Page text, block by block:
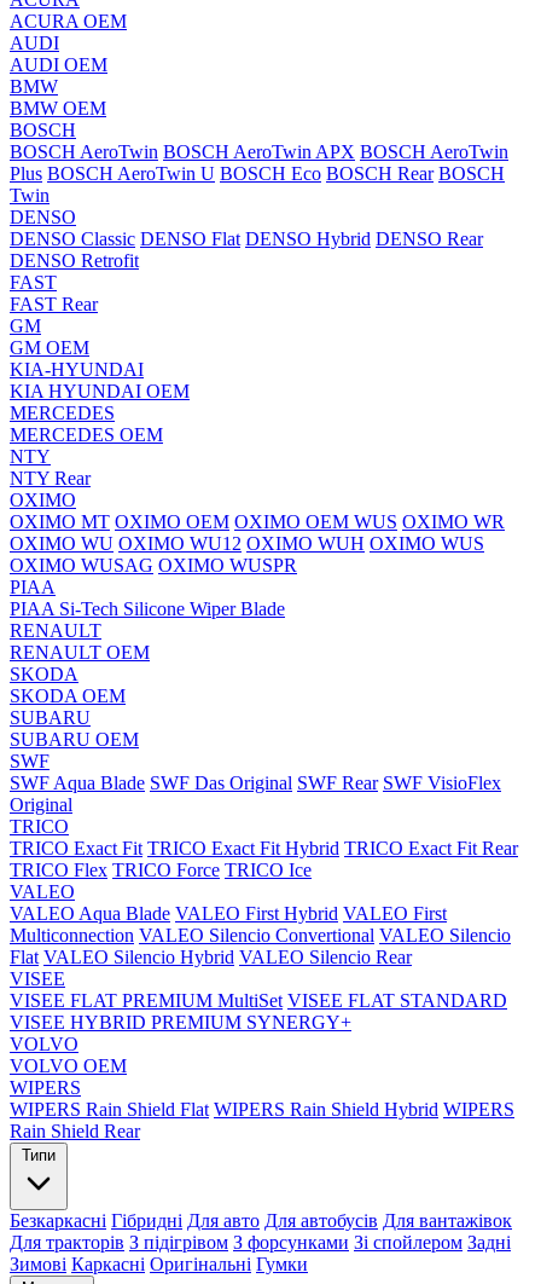
ACURA OEM
AUDI
AUDI OEM
BMW
BMW OEM
BOSCH
BOSCH AeroTwin BOSCH AeroTwin APX BOSCH AeroTwin
Plus BOSCH AeroTwin U BOSCH Eco BOSCH Rear BOSCH
Twin
DENSO
DENSO Classic DENSO Flat DENSO Hybrid DENSO Rear
DENSO Retrofit
FAST
FAST Rear
GM
GM OEM
KIA-HYUNDAI
KIA HYUNDAI OEM
MERCEDES
MERCEDES OEM
NTY
NTY Rear
OXIMO
OXIMO MT OXIMO OEM OXIMO OEM WUS OXIMO WR
OXIMO WU OXIMO WU12 OXIMO WUH OXIMO WUS
OXIMO WUSAG OXIMO WUSPR
PIAA
PIAA Si-Tech Silicone Wiper Blade
RENAULT
RENAULT OEM
SKODA
SKODA OEM
SUBARU
SUBARU OEM
SWF
SWF Aqua Blade SWF Das Original SWF Rear SWF VisioFlex
Original
TRICO
TRICO Exact Fit TRICO Exact Fit Hybrid TRICO Exact Fit Rear
TRICO Flex TRICO Force TRICO Ice
VALEO
VALEO Aqua Blade VALEO First Hybrid VALEO First
Multiconnection VALEO Silencio Convertional VALEO Silencio
Flat VALEO Silencio Hybrid VALEO Silencio Rear
VISEE
VISEE FLAT PREMIUM MultiSet VISEE FLAT STANDARD
VISEE HYBRID PREMIUM SYNERGY+
VOLVO
VOLVO OEM
WIPERS
WIPERS Rain Shield Flat WIPERS Rain Shield Hybrid WIPERS
Rain Shield Rear
Типи
Безкаркасні Гібридні Для авто Для автобусів Для вантажівок
Для тракторів З підігрівом З форсунками Зі спойлером Задні
Зимові Каркасні Оригінальні Гумки